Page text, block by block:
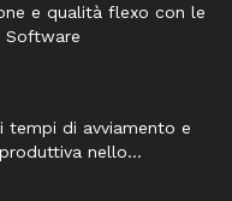
e qualità flexo con le
Software
tempi di avviamento e
nello...